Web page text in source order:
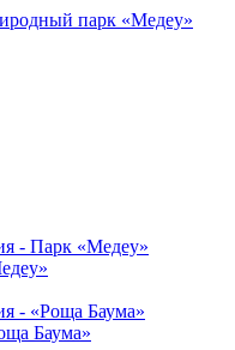
парк «Медеу»
- Парк «Медеу»
- «Роща Баума»
Баума»